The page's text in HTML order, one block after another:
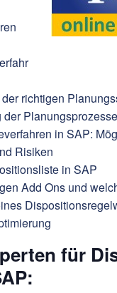
richtigen
der Planungsprozesse
in SAP:
Risiken
in SAP
Add Ons und
für